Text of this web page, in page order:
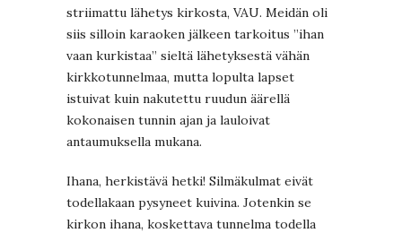
striimattu lähetys kirkosta, VAU. Meidän oli
siis silloin karaoken jälkeen tarkoitus ”ihan
vaan kurkistaa” sieltä lähetyksestä vähän
kirkkotunnelmaa, mutta lopulta lapset
istuivat kuin nakutettu ruudun äärellä
kokonaisen tunnin ajan ja lauloivat
antaumuksella mukana.
Ihana, herkistävä hetki! Silmäkulmat eivät
todellakaan pysyneet kuivina. Jotenkin se
kirkon ihana, koskettava tunnelma todella